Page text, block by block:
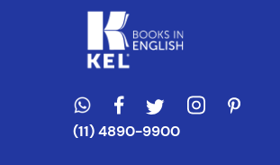
(11) 4890-9900